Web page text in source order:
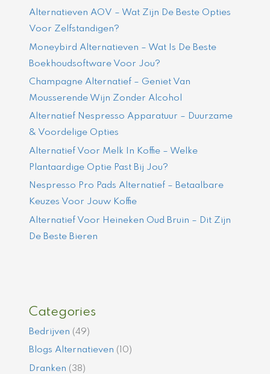
Alternatieven AOV – Wat Zijn De Beste Opties
Voor Zelfstandigen?
Moneybird Alternatieven – Wat Is De Beste
Boekhoudsoftware Voor Jou?
Champagne Alternatief – Geniet Van
Mousserende Wijn Zonder Alcohol
Alternatief Nespresso Apparatuur – Duurzame
& Voordelige Opties
Alternatief Voor Melk In Koffie – Welke
Plantaardige Optie Past Bij Jou?
Nespresso Pro Pads Alternatief – Betaalbare
Keuzes Voor Jouw Koffie
Alternatief Voor Heineken Oud Bruin – Dit Zijn
De Beste Bieren
Categories
Bedrijven (49)
Blogs Alternatieven (10)
Dranken (38)